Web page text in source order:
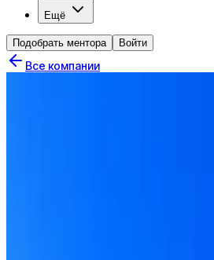
Ещё
Подобрать ментора Войти
Все компании